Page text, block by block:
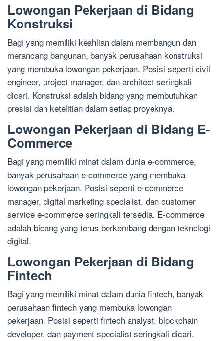
Lowongan Pekerjaan di Bidang
Konstruksi
Bagi yang memiliki keahlian dalam membangun dan
merancang bangunan, banyak perusahaan konstruksi
yang membuka lowongan pekerjaan. Posisi seperti civil
engineer, project manager, dan architect seringkali
dicari. Konstruksi adalah bidang yang membutuhkan
presisi dan ketelitian dalam setiap proyeknya.
Lowongan Pekerjaan di Bidang E-
Commerce
Bagi yang memiliki minat dalam dunia e-commerce,
banyak perusahaan e-commerce yang membuka
lowongan pekerjaan. Posisi seperti e-commerce
manager, digital marketing specialist, dan customer
service e-commerce seringkali tersedia. E-commerce
adalah bidang yang terus berkembang dengan teknologi
digital.
Lowongan Pekerjaan di Bidang
Fintech
Bagi yang memiliki minat dalam dunia fintech, banyak
perusahaan fintech yang membuka lowongan
pekerjaan. Posisi seperti fintech analyst, blockchain
developer, dan payment specialist seringkali dicari.